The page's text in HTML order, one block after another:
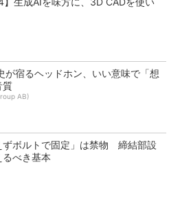
が宿るヘッドホン、いい意味で「想
質
AB)
ずボルトで固定」は禁物 締結部設
べき基本